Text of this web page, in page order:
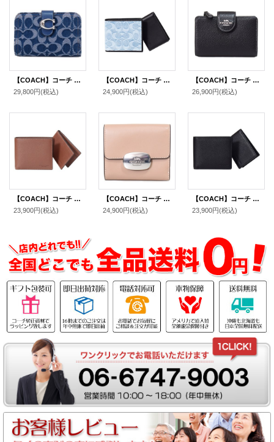
【COACH】コーチ 財布 デニム レザー シグネチャー タビー ロゴ コンパクト ウォレット 二つ折り財布 ディープブルーマルチ（日本未発売）
29,800円(税込)
【COACH】コーチ 財布 メンズ デニム レザー シグネチャー コンパクト ID カードケース付き 2点セット 二つ折り財布 ライトインディゴ（日本未発売）
24,900円(税込)
【COACH】コーチ 財布 ぺブルレザー ロゴ ミディアム コーナー ジップ ウォレット 二つ折り財布 シルバー×ブラック（日本未発売）
26,900円(税込)
【COACH】コーチ 財布 メンズ レザー ロゴ スリーインワン ウォレット コンパクト ID カードケース付き 2点セット 二つ折り財布 ダークサドル（日本未発売）
23,900円(税込)
【COACH】コーチ カーフレザー スモール エライザ ロゴ ウォレット コンパクト 二つ折り財布 トープ〔日本未発売〕
24,900円(税込)
【COACH】コーチ 財布 メンズ レザー ロゴ スリーインワン ウォレット コンパクト ID カードケース付き 2点セット 二つ折り財布 ブラック（日本未発売）
23,900円(税込)